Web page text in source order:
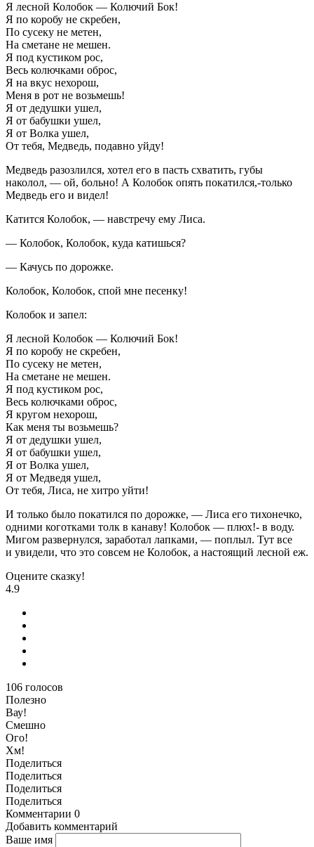
Я лесной Колобок — Колючий Бок!
Я по коробу не скребен,
По сусеку не метен,
На сметане не мешен.
Я под кустиком рос,
Весь колючками оброс,
Я на вкус нехорош,
Меня в рот не возьмешь!
Я от дедушки ушел,
Я от бабушки ушел,
Я от Волка ушел,
От тебя, Медведь, подавно уйду!
Медведь разозлился, хотел его в пасть схватить, губы
наколол, — ой, больно! А Колобок опять покатился,-только
Медведь его и видел!
Катится Колобок, — навстречу ему Лиса.
— Колобок, Колобок, куда катишься?
— Качусь по дорожке.
Колобок, Колобок, спой мне песенку!
Колобок и запел:
Я лесной Колобок — Колючий Бок!
Я по коробу не скребен,
По сусеку не метен,
На сметане не мешен.
Я под кустиком рос,
Весь колючками оброс,
Я кругом нехорош,
Как меня ты возьмешь?
Я от дедушки ушел,
Я от бабушки ушел,
Я от Волка ушел,
Я от Медведя ушел,
От тебя, Лиса, не хитро уйти!
И только было покатился по дорожке, — Лиса его тихонечко,
одними коготками толк в канаву! Колобок — плюх!- в воду.
Мигом развернулся, заработал лапками, — поплыл. Тут все
и увидели, что это совсем не Колобок, а настоящий лесной еж.
Оцените сказку!
4.9
106 голосов
Полезно
Вау!
Смешно
Ого!
Хм!
Поделиться
Поделиться
Поделиться
Поделиться
Комментарии 0
Добавить комментарий
Ваше имя